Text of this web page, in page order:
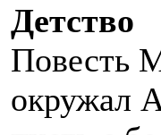
Детство
Повесть
окружал